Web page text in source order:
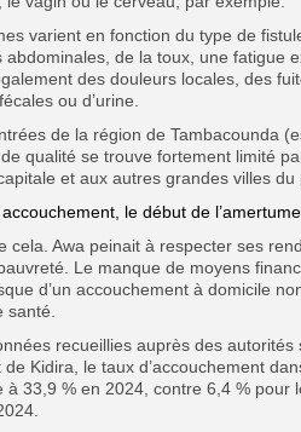
varient en fonction du type de
abdominales, de la toux, une fatigue
des douleurs locales, des
ou d’urine.
de la région de Tambacounda
qualité se trouve fortement limité
et aux autres grandes villes du
le début de l’amertume
cela. Awa peinait à respecter ses
Le manque de moyens
d’un accouchement à domicile
santé.
recueillies auprès des autorités
Kidira, le taux d’accouchement
à 33,9 % en 2024, contre 6,4 % pour